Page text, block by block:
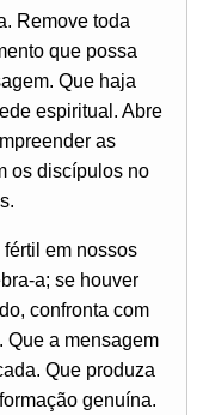
Remove toda
que possa
Que haja
espiritual. Abre
as
os discípulos no
em nossos
a; se houver
confronta com
Que a mensagem
Que produza
genuína.